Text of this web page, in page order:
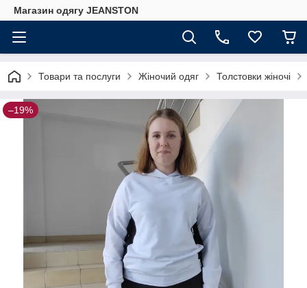
Магазин одягу JEANSTON
Товари та послуги Жіночий одяг Толстовки жіночі
–19%